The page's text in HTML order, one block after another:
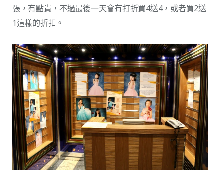
張，有點貴，不過最後一天會有打折買4送4，或者買2送
1這樣的折扣。